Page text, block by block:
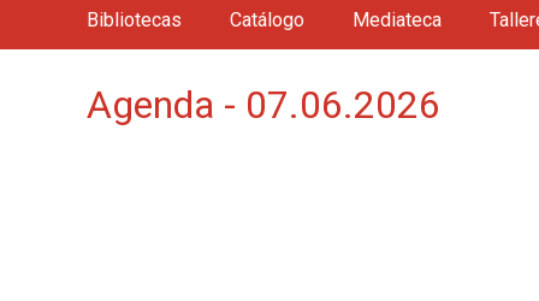
Agenda - 07.06.2026
n
Bibliotecas Catálogo Mediateca